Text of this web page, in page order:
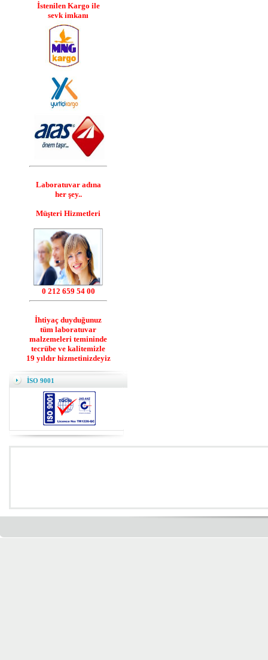
İstenilen Kargo ile
sevk imkanı
Laboratuvar adına
her şey..
Müşteri Hizmetleri
0 212 659 54 00
İhtiyaç duyduğunuz
tüm laboratuvar
malzemeleri temininde
tecrübe ve kalitemizle
19 yıldır hizmetinizdeyiz
İSO 9001